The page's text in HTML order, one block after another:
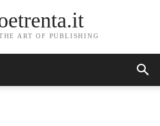
ART OF PUBLISHING